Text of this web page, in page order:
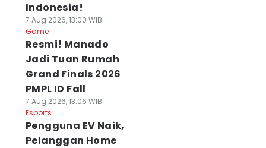
Indonesia!
7 Aug 2026, 13:00 WIB
Game
Resmi! Manado
Jadi Tuan Rumah
Grand Finals 2026
PMPL ID Fall
7 Aug 2026, 13:06 WIB
Esports
Pengguna EV Naik,
Pelanggan Home